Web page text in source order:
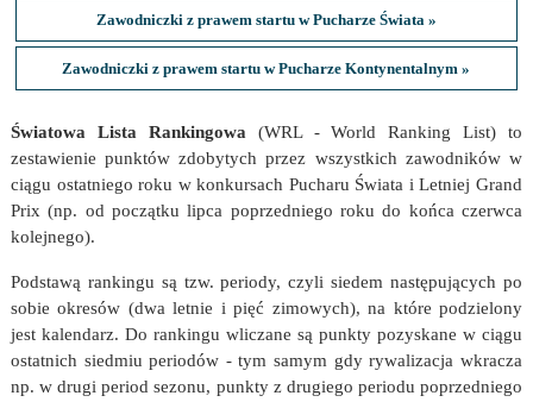
Zawodniczki z prawem startu w Pucharze Świata »
Zawodniczki z prawem startu w Pucharze Kontynentalnym »
Światowa Lista Rankingowa (WRL - World Ranking List) to
zestawienie punktów zdobytych przez wszystkich zawodników w
ciągu ostatniego roku w konkursach Pucharu Świata i Letniej Grand
Prix (np. od początku lipca poprzedniego roku do końca czerwca
kolejnego).
Podstawą rankingu są tzw. periody, czyli siedem następujących po
sobie okresów (dwa letnie i pięć zimowych), na które podzielony
jest kalendarz. Do rankingu wliczane są punkty pozyskane w ciągu
ostatnich siedmiu periodów - tym samym gdy rywalizacja wkracza
np. w drugi period sezonu, punkty z drugiego periodu poprzedniego